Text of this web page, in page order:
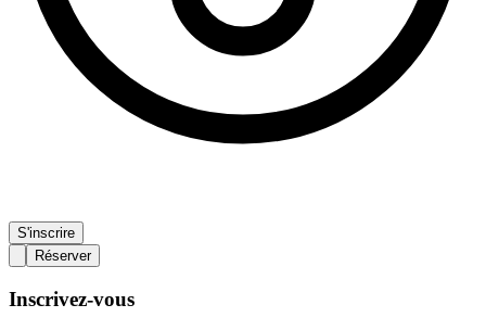
S'inscrire
Réserver
Inscrivez-vous